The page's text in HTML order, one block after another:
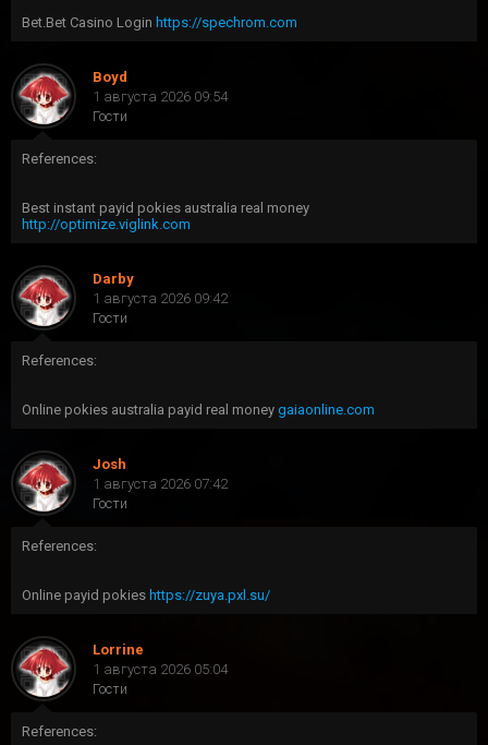
Bet.Bet Casino Login https://spechrom.com
Boyd
1 августа 2026 09:54
Гости
References:
Best instant payid pokies australia real money
http://optimize.viglink.com
Darby
1 августа 2026 09:42
Гости
References:
Online pokies australia payid real money gaiaonline.com
Josh
1 августа 2026 07:42
Гости
References:
Online payid pokies https://zuya.pxl.su/
Lorrine
1 августа 2026 05:04
Гости
References: